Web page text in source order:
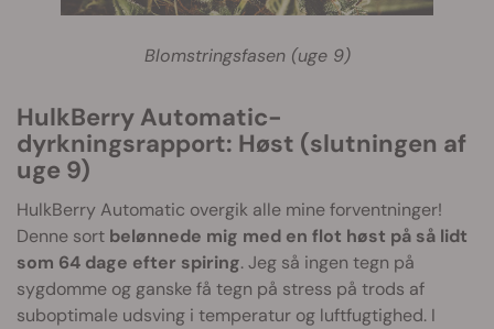
Blomstringsfasen (uge 9)
HulkBerry Automatic-
dyrkningsrapport: Høst (slutningen af
uge 9)
HulkBerry Automatic overgik alle mine forventninger!
Denne sort belønnede mig med en flot høst på så lidt
som 64 dage efter spiring. Jeg så ingen tegn på
sygdomme og ganske få tegn på stress på trods af
suboptimale udsving i temperatur og luftfugtighed. I